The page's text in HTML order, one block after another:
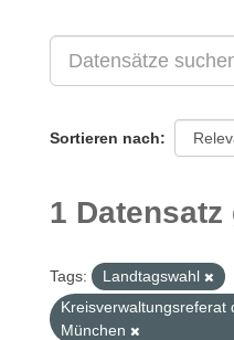
Sortieren nach
1
Tags: Landtagswahl
Kreisverwaltungsreferat
München